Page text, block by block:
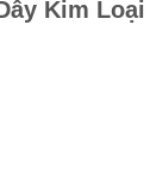
Kim